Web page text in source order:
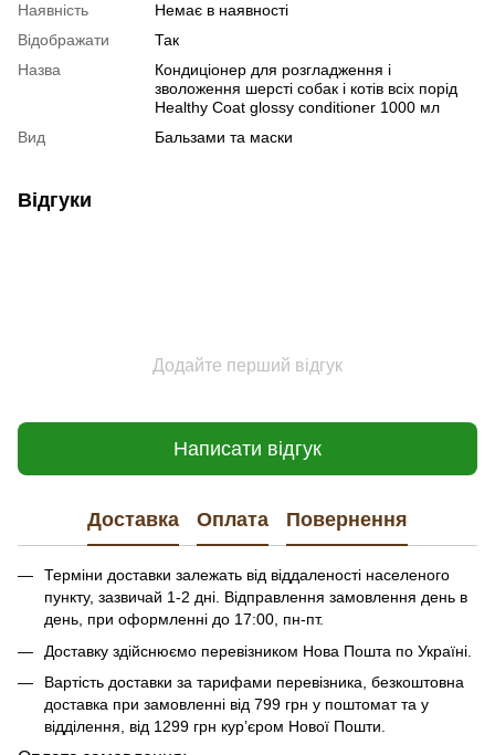
Наявність
Немає в наявності
Відображати
Так
Назва
Кондиціонер для розгладження і
зволоження шерсті собак і котів всіх порід
Healthy Coat glossy conditioner 1000 мл
Вид
Бальзами та маски
Відгуки
Додайте перший відгук
Написати відгук
Доставка Оплата Повернення
Терміни доставки залежать від віддаленості населеного
пункту, зазвичай 1-2 дні. Відправлення замовлення день в
день, при оформленні до 17:00, пн-пт.
Доставку здійснюємо перевізником Нова Пошта по Україні.
Вартість доставки за тарифами перевізника, безкоштовна
доставка при замовленні від 799 грн у поштомат та у
відділення, від 1299 грн кур’єром Нової Пошти.